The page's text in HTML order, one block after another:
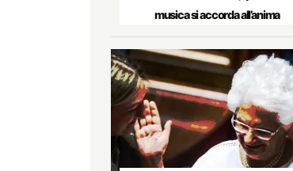
musica si accorda all’anima